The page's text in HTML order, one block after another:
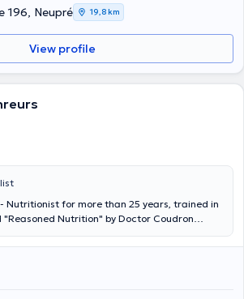
196, Neupré 19,8 km
View profile
Nutritionist for more than 25 years, trained in
Nutrition" by Doctor Coudron
in Clinical Hypnosis for Eating Disorders, I
and to accompany you in your approach of
loss, adaptation of your diet to one or the